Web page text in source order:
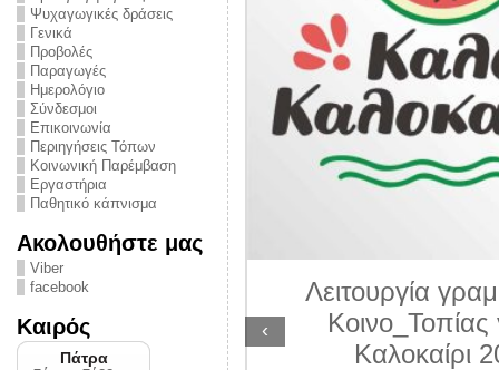
Ψυχαγωγικές δράσεις
Γενικά
Προβολές
Παραγωγές
Ημερολόγιο
Σύνδεσμοι
Επικοινωνία
Περιηγήσεις Τόπων
Κοινωνική Παρέμβαση
Εργαστήρια
Παθητικό κάπνισμα
Ακολουθήστε μας
Viber
facebook
Καιρός
από την
την ημέρα
και
στο
2026
Λειτουργία
Κοινο_Τοπίας
Καλοκαίρι
‹